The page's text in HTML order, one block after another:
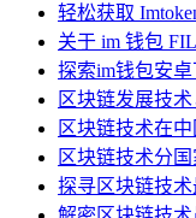
轻松获取
关于 im 钱包
探索im钱包安
区块链发展技
区块链技术在
区块链技术分
探寻区块链技